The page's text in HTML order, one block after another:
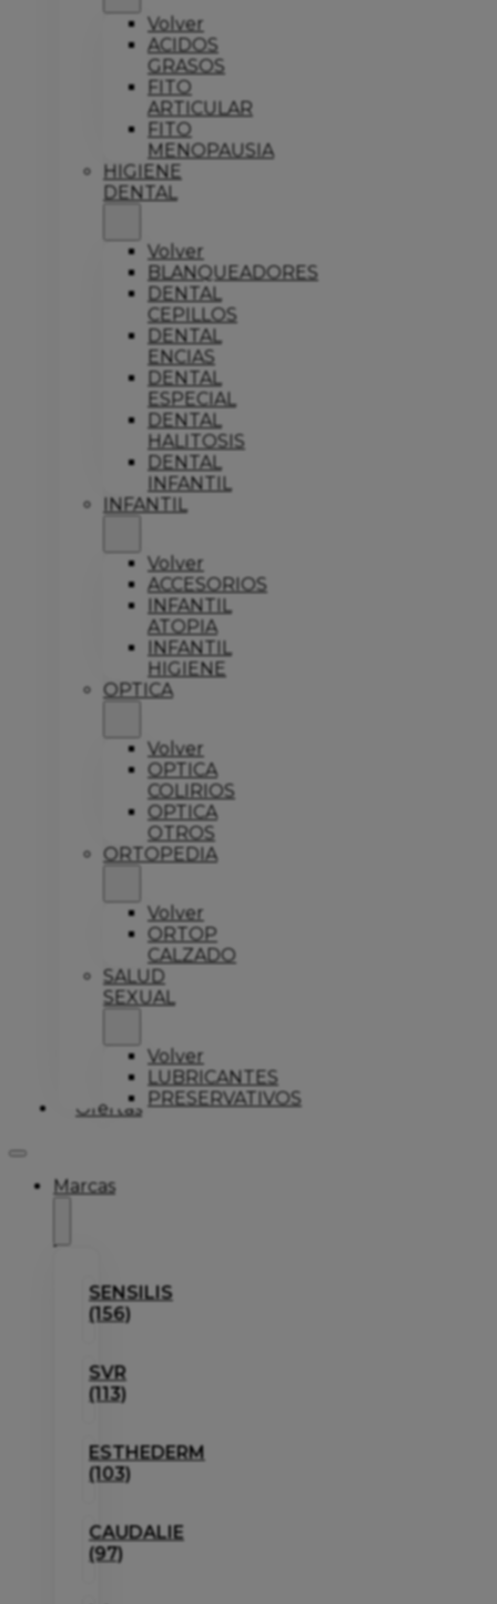
Volver
ACIDOS
GRASOS
FITO
ARTICULAR
FITO
MENOPAUSIA
HIGIENE
DENTAL
Volver
BLANQUEADORES
DENTAL
CEPILLOS
DENTAL
ENCIAS
DENTAL
ESPECIAL
DENTAL
HALITOSIS
DENTAL
INFANTIL
INFANTIL
Volver
ACCESORIOS
INFANTIL
ATOPIA
INFANTIL
HIGIENE
OPTICA
Volver
OPTICA
COLIRIOS
OPTICA
OTROS
ORTOPEDIA
Volver
ORTOP
CALZADO
SALUD
SEXUAL
Volver
LUBRICANTES
PRESERVATIVOS
Ofertas
Marcas
SENSILIS
(156)
SVR
(113)
ESTHEDERM
(103)
CAUDALIE
(97)